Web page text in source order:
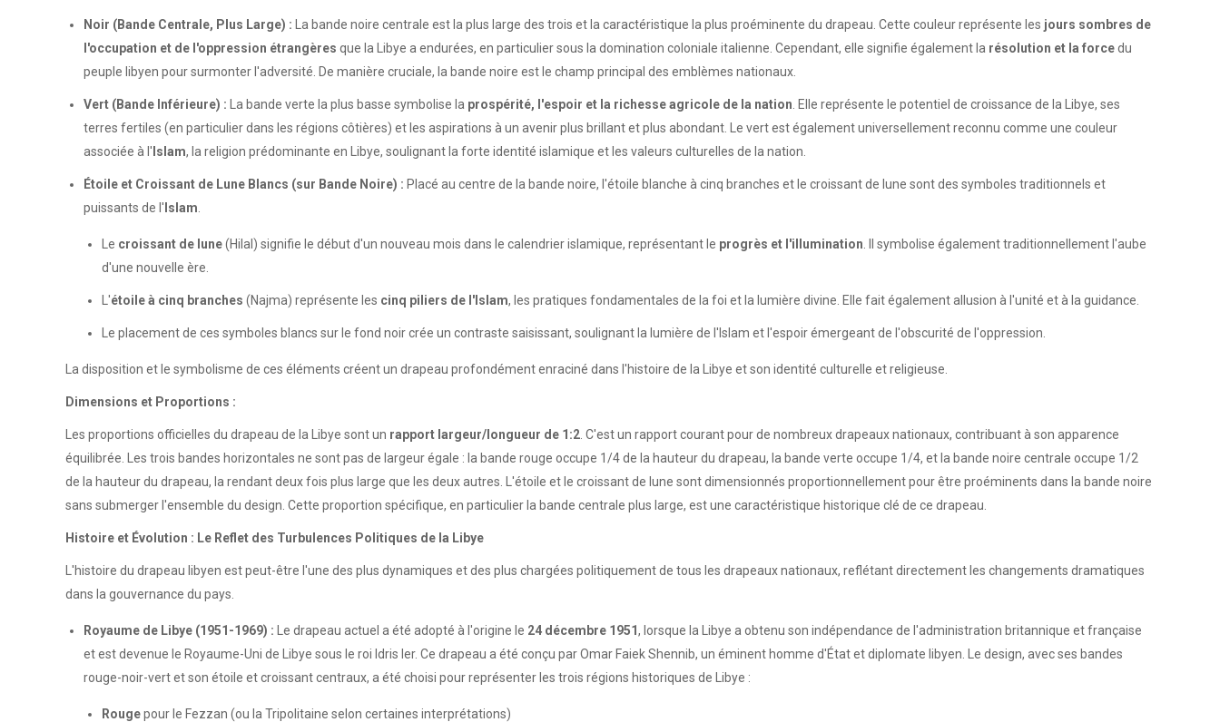
Noir (Bande Centrale, Plus Large) : La bande noire centrale est la plus large des trois et la caractéristique la plus proéminente du drapeau. Cette couleur représente les jours sombres de
l'occupation et de l'oppression étrangères que la Libye a endurées, en particulier sous la domination coloniale italienne. Cependant, elle signifie également la résolution et la forcedu
peuple libyen pour surmonter l'adversité. De manière cruciale, la bande noire est le champ principal des emblèmes nationaux.
Vert (Bande Inférieure) : La bande verte la plus basse symbolise la prospérité, l'espoir et la richesse agricole de la nation . Elle représente le potentiel de croissance de la Libye, ses
terres fertiles (en particulier dans les régions côtières) et les aspirations à un avenir plus brillant et plus abondant. Le vert est également universellement reconnu comme une couleur
associée à l' Islam, la religion prédominante en Libye, soulignant la forte identité islamique et les valeurs culturelles de la nation.
Étoile et Croissant de Lune Blancs (sur Bande Noire) : Placé au centre de la bande noire, l'étoile blanche à cinq branches et le croissant de lune sont des symboles traditionnels et
puissants de l' Islam
Le croissant de lune(Hilal) signifie le début d'un nouveau mois dans le calendrier islamique, représentant le progrès et l'illumination . Il symbolise également traditionnellement l'aube
d'une nouvelle ère.
L'étoile à cinq branches (Najma) représente les cinq piliers de l'Islam, les pratiques fondamentales de la foi et la lumière divine. Elle fait également allusion à l'unité et à la guidance.
Le placement de ces symboles blancs sur le fond noir crée un contraste saisissant, soulignant la lumière de l'Islam et l'espoir émergeant de l'obscurité de l'oppression.
La disposition et le symbolisme de ces éléments créent un drapeau profondément enraciné dans l'histoire de la Libye et son identité culturelle et religieuse.
Dimensions et Proportions :
Les proportions officielles du drapeau de la Libye sont un rapport largeur/longueur de 1:2 . C'est un rapport courant pour de nombreux drapeaux nationaux, contribuant à son apparence
équilibrée. Les trois bandes horizontales ne sont pas de largeur égale : la bande rouge occupe 1/4 de la hauteur du drapeau, la bande verte occupe 1/4, et la bande noire centrale occupe 1/2
de la hauteur du drapeau, la rendant deux fois plus large que les deux autres. L'étoile et le croissant de lune sont dimensionnés proportionnellement pour être proéminents dans la bande noire
sans submerger l'ensemble du design. Cette proportion spécifique, en particulier la bande centrale plus large, est une caractéristique historique clé de ce drapeau.
Histoire et Évolution : Le Reflet des Turbulences Politiques de la Libye
L'histoire du drapeau libyen est peut-être l'une des plus dynamiques et des plus chargées politiquement de tous les drapeaux nationaux, reflétant directement les changements dramatiques
dans la gouvernance du pays.
Royaume de Libye (1951-1969) : Le drapeau actuel a été adopté à l'origine le 24 décembre 1951, lorsque la Libye a obtenu son indépendance de l'administration britannique et française
et est devenue le Royaume-Uni de Libye sous le roi Idris Ier. Ce drapeau a été conçu par Omar Faiek Shennib, un éminent homme d'État et diplomate libyen. Le design, avec ses bandes
rouge-noir-vert et son étoile et croissant centraux, a été choisi pour représenter les trois régions historiques de Libye :
Rougepour le Fezzan (ou la Tripolitaine selon certaines interprétations)